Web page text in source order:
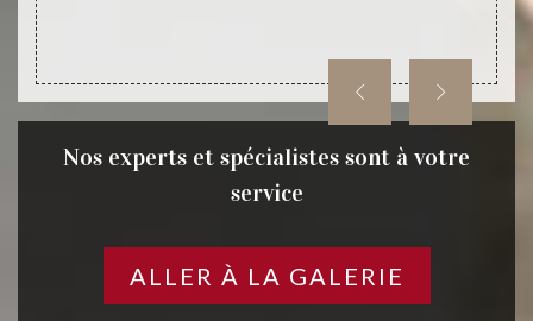
L'art
Nos experts et spécialistes sont à votre
service
ALLER À LA GALERIE